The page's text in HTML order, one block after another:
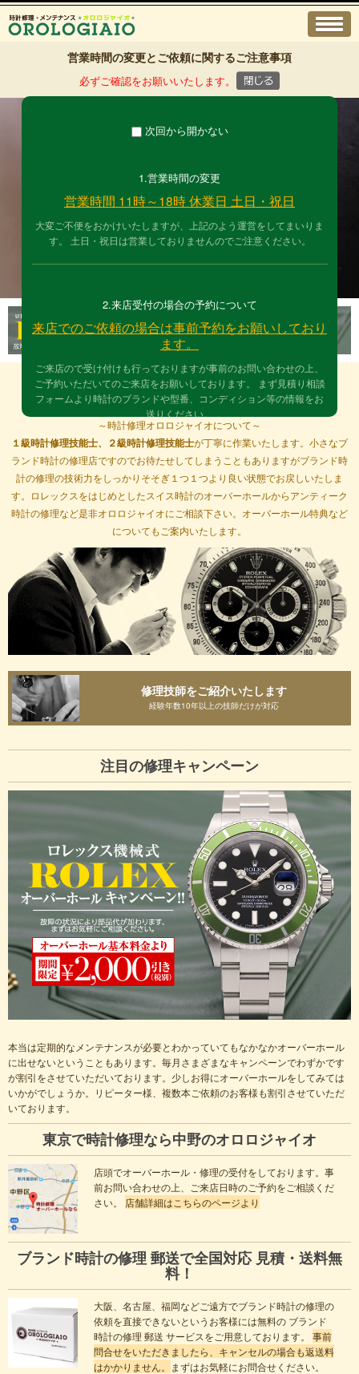
営業時間の変更とご依頼に関するご注意事項
必ずご確認をお願いいたします。
次回から開かない
1.営業時間の変更
営業時間 11時～18時 休業日 土日・祝日
大変ご不便をおかけいたしますが、上記のよう運営をしてまいりま
す。 土日・祝日は営業しておりませんのでご注意ください。
2.来店受付の場合の予約について
来店でのご依頼の場合は事前予約をお願いしており
ます。
ご来店ので受け付けも行っておりますが事前のお問い合わせの上、
ご予約いただいてのご来店をお願いしております。 まず見積り相談
フォームより時計のブランドや型番、コンディション等の情報をお
送りください。
突然のご来店の場合はご対応できない場合がございます。 返却方法
は発送のみとさせていただいております。ご注意ください。
お見積りフォーム
3.宅配修理ご利用のお願い
事前問合せのうえ、宅配便(無料)でのご依頼をお願
いしております。
修理ができない場合や高額となる場合もございますので必ず事前の
お問い合わせをお願いいたします。
時計の情報をいただきましたら概算見積もりをご案内させていただ
いておりますので、まず見積り相談フォームより時計のブランドや
型番、コンディション等の情報をお送りください。順次ご対応させ
ていただきます。
時計修理 ＆ オーバーホール
経験10年～30年の技能士だけが在籍
１級時計修理技能士
２級時計修理技能士が丁寧に修理
～時計修理オロロジャイオについて～
１級時計修理技能士、２級時計修理技能士が丁寧に作業いたします。小さなブ
ランド時計の修理店ですのでお待たせしてしまうこともありますがブランド時
計の修理の技術力をしっかりそそぎ１つ１つより良い状態でお戻しいたしま
す。ロレックスをはじめとしたスイス時計のオーバーホールからアンティーク
時計の修理など是非オロロジャイオにご相談下さい。オーバーホール特典など
についてもご案内いたします。
修理技師をご紹介いたします
経験年数10年以上の技師だけが対応
注目の修理キャンペーン
本当は定期的なメンテナンスが必要とわかっていてもなかなかオーバーホール
に出せないということもあります。毎月さまざまなキャンペーンでわずかです
が割引をさせていただいております。少しお得にオーバーホールをしてみては
いかがでしょうか。リピーター様、複数本ご依頼のお客様も割引させていただ
いております。
東京で時計修理なら中野のオロロジャイオ
店頭でオーバーホール・修理の受付をしております。事
前お問い合わせの上、ご来店日時のご予約をご相談くだ
さい。
店舗詳細はこちらのページより
ブランド時計の修理 郵送で全国対応 見積・送料無
料！
大阪、名古屋、福岡などご遠方でブランド時計の修理の
依頼を直接できないというお客様には無料の ブランド
時計の修理 郵送 サービスをご用意しております。 事前
問合せをいただきましたら、キャンセルの場合も返送料
はかかりません。
まずはお気軽にお問合せください。